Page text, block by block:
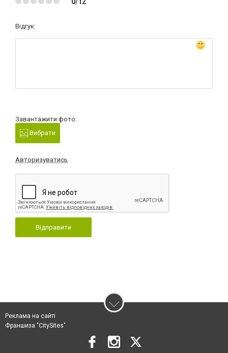
Відгук:
Завантажити фото:
Вибрати
Авторизуватись
Відправити
Реклама на сайті
Франшиза "CitySites"